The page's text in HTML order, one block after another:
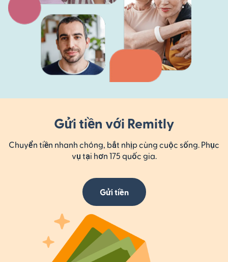
Gửi tiền với Remitly
Chuyển tiền nhanh chóng, bắt nhịp cùng cuộc sống. Phục
vụ tại hơn 175 quốc gia.
Gửi tiền